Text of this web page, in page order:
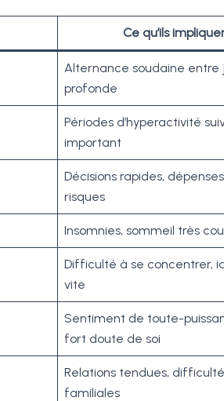
Ce qu’ils
Alternance soudaine entre
profonde
Périodes d’hyperactivité
important
Décisions rapides,
risques
Insomnies, sommeil très
Difficulté à se concentrer,
vite
Sentiment de toute-
fort doute de soi
Relations tendues,
familiales